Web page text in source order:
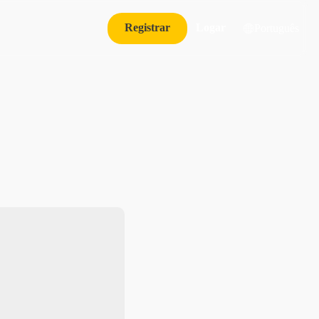
Registrar